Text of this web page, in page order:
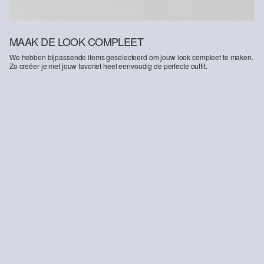
MAAK DE LOOK COMPLEET
We hebben bijpassende items geselecteerd om jouw look compleet te maken.
Zo creëer je met jouw favoriet heel eenvoudig de perfecte outfit.